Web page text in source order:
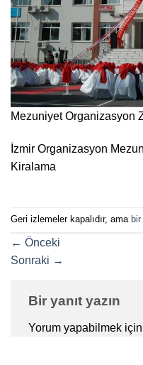
Mezuniyet Organizasyon
İzmir Organizasyon
Kiralama
Geri izlemeler kapalıdır, ama
← Önceki
Sonraki →
Bir yanıt yazın
Yorum yapabilmek için